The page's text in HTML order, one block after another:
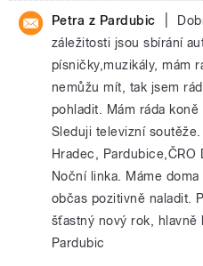
Petra z Pardubic
záležitosti jsou sbírání
písničky,muzikály, mám
nemůžu mít, tak jsem
pohladit. Mám ráda koně
Sleduji televizní
Hradec, Pardubice,ČRO
Noční linka. Máme
občas pozitivně naladit.
šťastný nový rok, hlavně
Pardubic